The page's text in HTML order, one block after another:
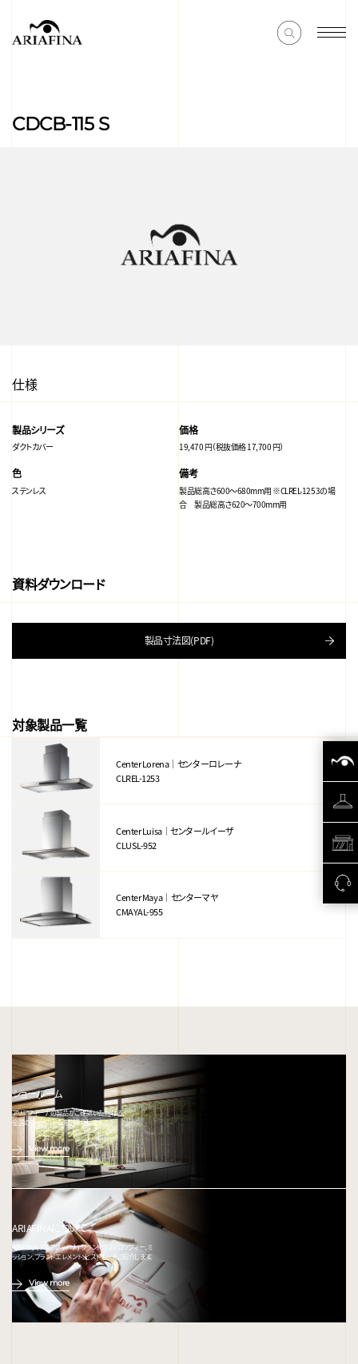
CDCB-115 S
仕様
製品シリーズ
ダクトカバー
価格
19,470 円（税抜価格 17,700 円）
色
ステンレス
備考
製品総高さ600～680mm用 ※CLREL-1253の場
合 製品総高さ620～700mm用
資料ダウンロード
製品寸法図(PDF)
対象製品一覧
Center Lorena｜センターロレーナ
CLREL-1253
Center Luisa｜センタールイーザ
CLUSL-952
Center Maya｜センターマヤ
CMAYAL-955
ショールーム
アリアフィーナの製品がご確認いただける、
全国のショールームをご紹介します。
View more
ARIAFINAについて
ARIAFINA(アリアフィーナ) ブランドのフィロソフィー、ミ
ッション、ブランドエレメント、ヒストリーをご紹介します。
View more